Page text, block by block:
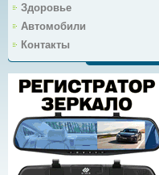
Здоровье
Автомобили
Контакты